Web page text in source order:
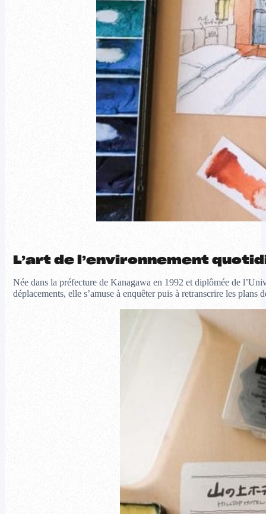
L’art de l’environnement
Née dans la préfecture de Kanagawa en 1992 et diplômée de
déplacements, elle s’amuse à enquêter puis à retranscrire les